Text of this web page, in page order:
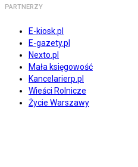
PARTNERZY
E-kiosk.pl
E-gazety.pl
Nexto.pl
Mała księgowość
Kancelarierp.pl
Wieści Rolnicze
Życie Warszawy